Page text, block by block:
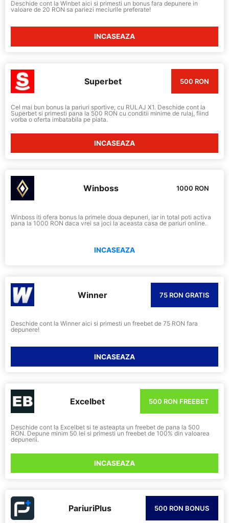
Deschide cont la Winbet aici si primesti un bonus fara depunere in
valoare de 20 RON sa pariezi meciurile preferate!
INCASEAZA
Superbet 500 RON
Cel mai bun bonus la pariuri sportive, cu RULAJ X1. Deschide cont la
Superbet si primesti pana la 500 RON cu conditii minime de rulaj, fiind
vorba o oferta imbatabila pe piata.
INCASEAZA
Winboss 1000 RON
Winboss iti ofera bonus la primele doua depuneri, iar in total poti activa
pana la 1000 RON daca vrei sa joci la aceasta casa de pariuri online.
INCASEAZA
Winner 75 RON GRATIS
Deschide cont la Winner aici si primesti un freebet de 75 RON fara
depunere!
INCASEAZA
Excelbet 500 RON FREEBET
Deschide cont la Excelbet si te asteapta un freebet de pana la 500
RON. Depune minim 50 lei si primesti un freebet de 100% din valoarea
depunerii.
INCASEAZA
PariuriPlus 500 RON BONUS